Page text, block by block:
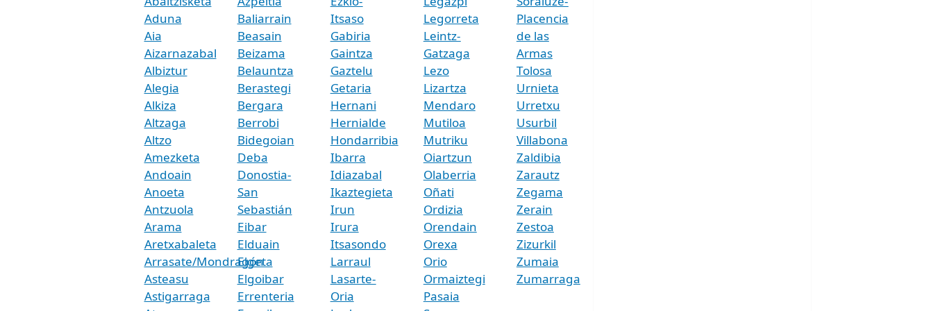
Aduna
Aia
Aizarnazabal
Albiztur
Alegia
Alkiza
Altzaga
Altzo
Amezketa
Andoain
Anoeta
Antzuola
Arama
Aretxabaleta
Arrasate/Mondragón
Asteasu
Astigarraga
Baliarrain
Beasain
Beizama
Belauntza
Berastegi
Bergara
Berrobi
Bidegoian
Deba
Donostia-
San
Sebastián
Eibar
Elduain
Elgeta
Elgoibar
Errenteria
Itsaso
Gabiria
Gaintza
Gaztelu
Getaria
Hernani
Hernialde
Hondarribia
Ibarra
Idiazabal
Ikaztegieta
Irun
Irura
Itsasondo
Larraul
Lasarte-
Oria
Legorreta
Leintz-
Gatzaga
Lezo
Lizartza
Mendaro
Mutiloa
Mutriku
Oiartzun
Olaberria
Oñati
Ordizia
Orendain
Orexa
Orio
Ormaiztegi
Pasaia
Placencia
de las
Armas
Tolosa
Urnieta
Urretxu
Usurbil
Villabona
Zaldibia
Zarautz
Zegama
Zerain
Zestoa
Zizurkil
Zumaia
Zumarraga